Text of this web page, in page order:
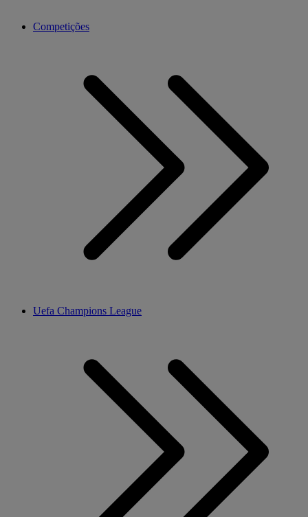
Competições
Uefa Champions League